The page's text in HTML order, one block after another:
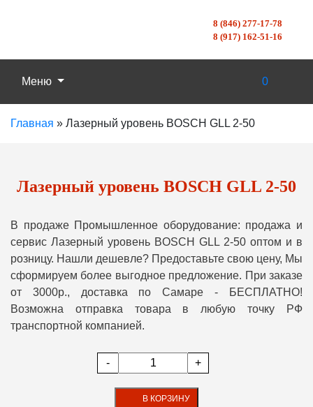
8 (846) 277-17-78
8 (917) 162-51-16
Меню 0
Главная » Лазерный уровень BOSCH GLL 2-50
Лазерный уровень BOSCH GLL 2-50
В продаже Промышленное оборудование: продажа и
сервис Лазерный уровень BOSCH GLL 2-50 оптом и в
розницу. Нашли дешевле? Предоставьте свою цену, Мы
сформируем более выгодное предложение. При заказе
от 3000р., доставка по Самаре - БЕСПЛАТНО!
Возможна отправка товара в любую точку РФ
транспортной компанией.
- +
В КОРЗИНУ